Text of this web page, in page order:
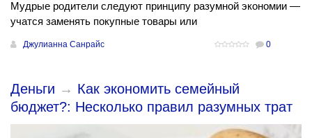
Мудрые родители следуют принципу разумной экономии —
учатся заменять покупные товары или
Джулианна Санрайс 0
Деньги → Как экономить семейный
бюджет?: Несколько правил разумных трат